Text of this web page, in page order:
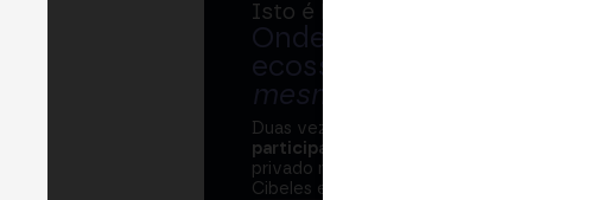
Isto é MERGE
Onde bancos,
ecossistema cripto se
mesma mesa
Duas vezes por ano, o MERGE reúne
participantes
privado na Bolsa de Madrid, dois dias no
Cibeles e o networking que move o setor.